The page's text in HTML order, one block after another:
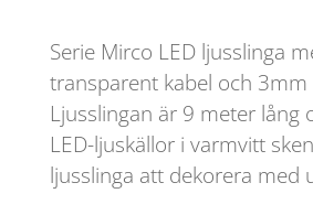
Serie Mirco LED ljusslinga
transparent kabel och 3mm
Ljusslingan är 9 meter lång
LED-ljuskällor i varmvitt
ljusslinga att dekorera med